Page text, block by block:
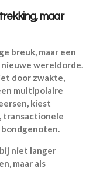
maar
breuk, maar een
wereldorde.
door zwakte,
multipolaire
kiest
transactionele
niet langer
maar als